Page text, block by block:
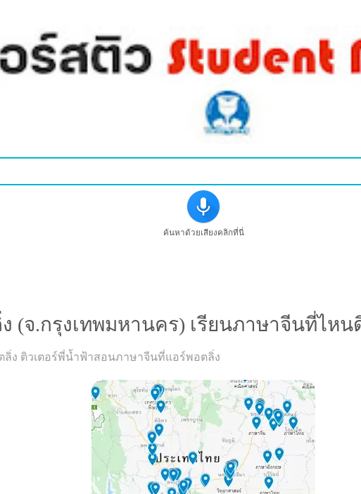
ค้นหาด้วยเสียงคลิกที่นี่
(จ.กรุงเทพมหานคร) เรียนภาษาจีนที่ไหน
ลิ่ง ติวเตอร์พี่น้ำฟ้าสอนภาษาจีนที่แอร์พอตลิ่ง